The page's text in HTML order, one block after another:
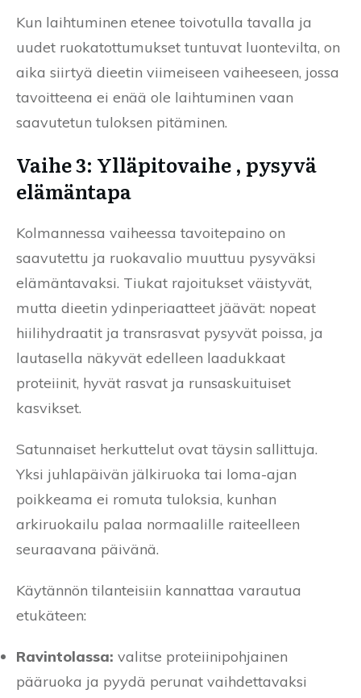
Kun laihtuminen etenee toivotulla tavalla ja
uudet ruokatottumukset tuntuvat luontevilta, on
aika siirtyä dieetin viimeiseen vaiheeseen, jossa
tavoitteena ei enää ole laihtuminen vaan
saavutetun tuloksen pitäminen.
Vaihe 3: Ylläpitovaihe , pysyvä
elämäntapa
Kolmannessa vaiheessa tavoitepaino on
saavutettu ja ruokavalio muuttuu pysyväksi
elämäntavaksi. Tiukat rajoitukset väistyvät,
mutta dieetin ydinperiaatteet jäävät: nopeat
hiilihydraatit ja transrasvat pysyvät poissa, ja
lautasella näkyvät edelleen laadukkaat
proteiinit, hyvät rasvat ja runsaskuituiset
kasvikset.
Satunnaiset herkuttelut ovat täysin sallittuja.
Yksi juhlapäivän jälkiruoka tai loma-ajan
poikkeama ei romuta tuloksia, kunhan
arkiruokailu palaa normaalille raiteelleen
seuraavana päivänä.
Käytännön tilanteisiin kannattaa varautua
etukäteen:
Ravintolassa: valitse proteiinipohjainen
pääruoka ja pyydä perunat vaihdettavaksi